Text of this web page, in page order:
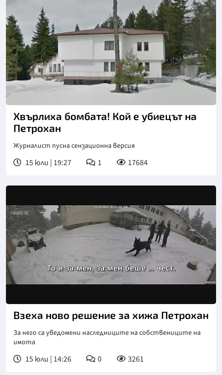
Хвърлиха бомбата! Кой е убиецът на
Петрохан
Журналист пусна сензационна версия
15 юли | 19:27 1 17684
Взеха ново решение за хижа Петрохан
За него са уведомени наследниците на собствениците на
имота
15 юли | 14:26 0 3261